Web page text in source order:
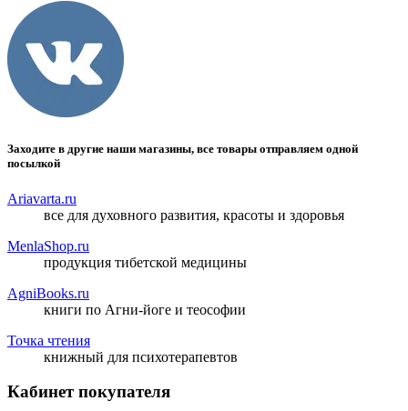
Заходите в другие наши магазины, все товары отправляем одной
посылкой
Ariavarta.ru
все для духовного развития, красоты и здоровья
MenlaShop.ru
продукция тибетской медицины
AgniBooks.ru
книги по Агни-йоге и теософии
Точка чтения
книжный для психотерапевтов
Кабинет покупателя